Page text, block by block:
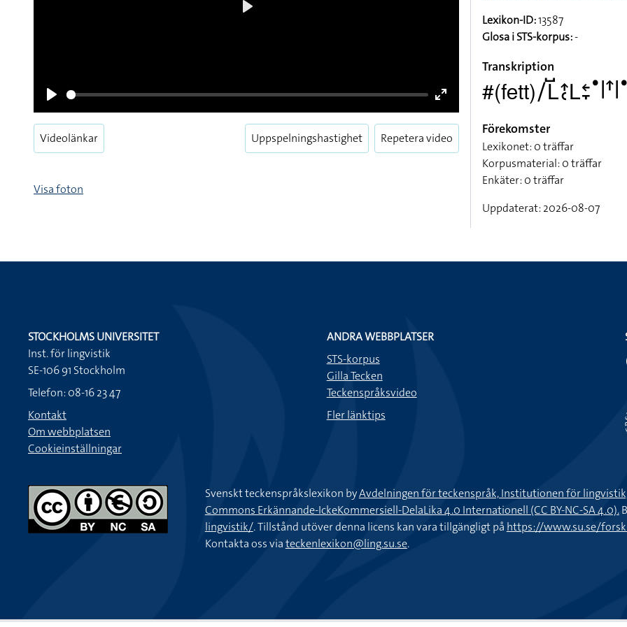
Play
Enter
fullscreen
Videolänkar Uppspelningshastighet Repetera video
Visa foton
Lexikon-ID:13587
Glosa i STS-korpus:-
Transkription
Förekomster
Lexikonet: 0 träffar
Korpusmaterial: 0 träffar
Enkäter: 0 träffar
Uppdaterat: 2026-08-07
STOCKHOLMS UNIVERSITET
Inst. för lingvistik
SE-106 91 Stockholm
Telefon: 08-16 23 47
Kontakt
Om webbplatsen
Cookieinställningar
ANDRA WEBBPLATSER
STS-korpus
Gilla Tecken
Teckenspråksvideo
Fler länktips
Svenskt teckenspråkslexikon byAvdelningen för teckenspråk, Institutionen för
Commons Erkännande-IckeKommersiell-DelaLika 4.0 Internationell (CC BY-NC-SA 4.0).
lingvistik/. Tillstånd utöver denna licens kan vara tillgängligt på https://www.su.se/
Kontakta oss viateckenlexikon@ling.su.se.